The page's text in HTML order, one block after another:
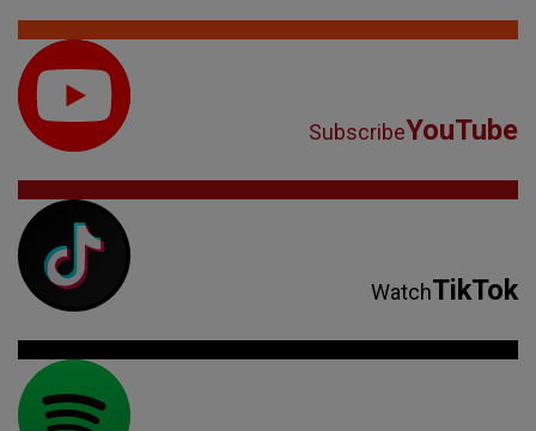
SubscribeYouTube
WatchTikTok